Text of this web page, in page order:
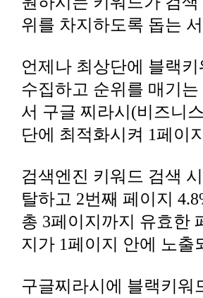
위를 차지하도록 돕는
단에 최적화시켜 1페이
탈하고 2번째 페이지
지가 1페이지 안에 노출